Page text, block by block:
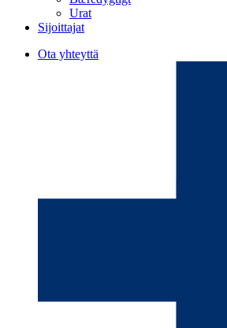
Urat
Sijoittajat
Ota yhteyttä